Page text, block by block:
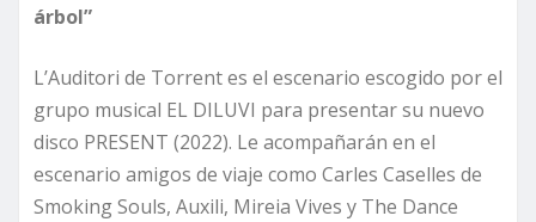
árbol”
L’Auditori de Torrent es el escenario escogido por el
grupo musical EL DILUVI para presentar su nuevo
disco PRESENT (2022). Le acompañarán en el
escenario amigos de viaje como Carles Caselles de
Smoking Souls, Auxili, Mireia Vives y The Dance